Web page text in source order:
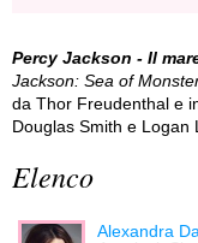
Percy Jackson - Il
Jackson: Sea of
da Thor Freudenthal e
Douglas Smith e Logan
Elenco
Alexandra